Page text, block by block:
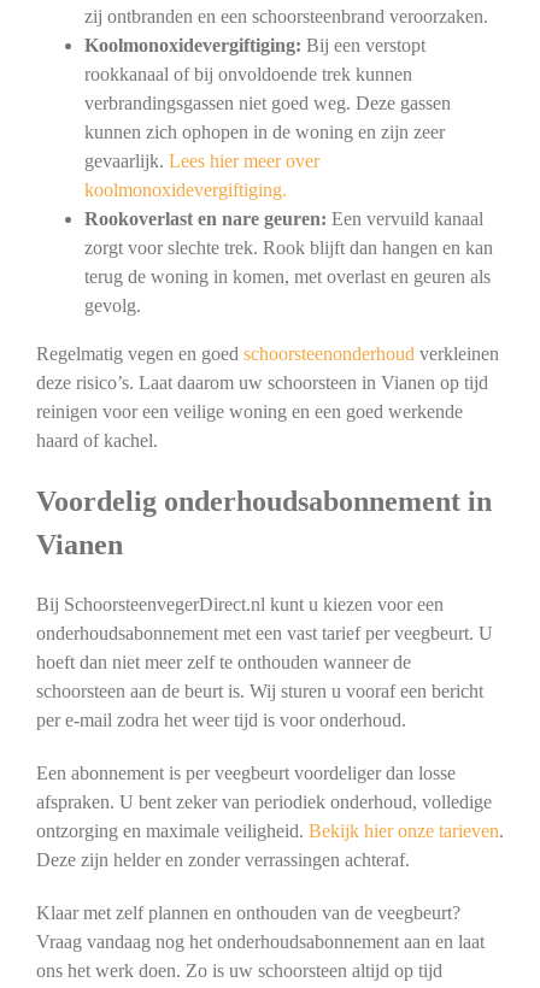
zij ontbranden en een schoorsteenbrand veroorzaken.
Koolmonoxidevergiftiging: Bij een verstopt
rookkanaal of bij onvoldoende trek kunnen
verbrandingsgassen niet goed weg. Deze gassen
kunnen zich ophopen in de woning en zijn zeer
gevaarlijk. Lees hier meer over
koolmonoxidevergiftiging.
Rookoverlast en nare geuren: Een vervuild kanaal
zorgt voor slechte trek. Rook blijft dan hangen en kan
terug de woning in komen, met overlast en geuren als
gevolg.
Regelmatig vegen en goed schoorsteenonderhoud verkleinen
deze risico’s. Laat daarom uw schoorsteen in Vianen op tijd
reinigen voor een veilige woning en een goed werkende
haard of kachel.
Voordelig onderhoudsabonnement in
Vianen
Bij SchoorsteenvegerDirect.nl kunt u kiezen voor een
onderhoudsabonnement met een vast tarief per veegbeurt. U
hoeft dan niet meer zelf te onthouden wanneer de
schoorsteen aan de beurt is. Wij sturen u vooraf een bericht
per e-mail zodra het weer tijd is voor onderhoud.
Een abonnement is per veegbeurt voordeliger dan losse
afspraken. U bent zeker van periodiek onderhoud, volledige
ontzorging en maximale veiligheid. Bekijk hier onze tarieven.
Deze zijn helder en zonder verrassingen achteraf.
Klaar met zelf plannen en onthouden van de veegbeurt?
Vraag vandaag nog het onderhoudsabonnement aan en laat
ons het werk doen. Zo is uw schoorsteen altijd op tijd